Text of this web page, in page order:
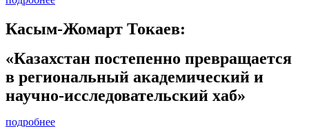
Касым-Жомарт Токаев:
«Казахстан постепенно превращается
в региональный академический и
научно-исследовательский хаб»
подробнее